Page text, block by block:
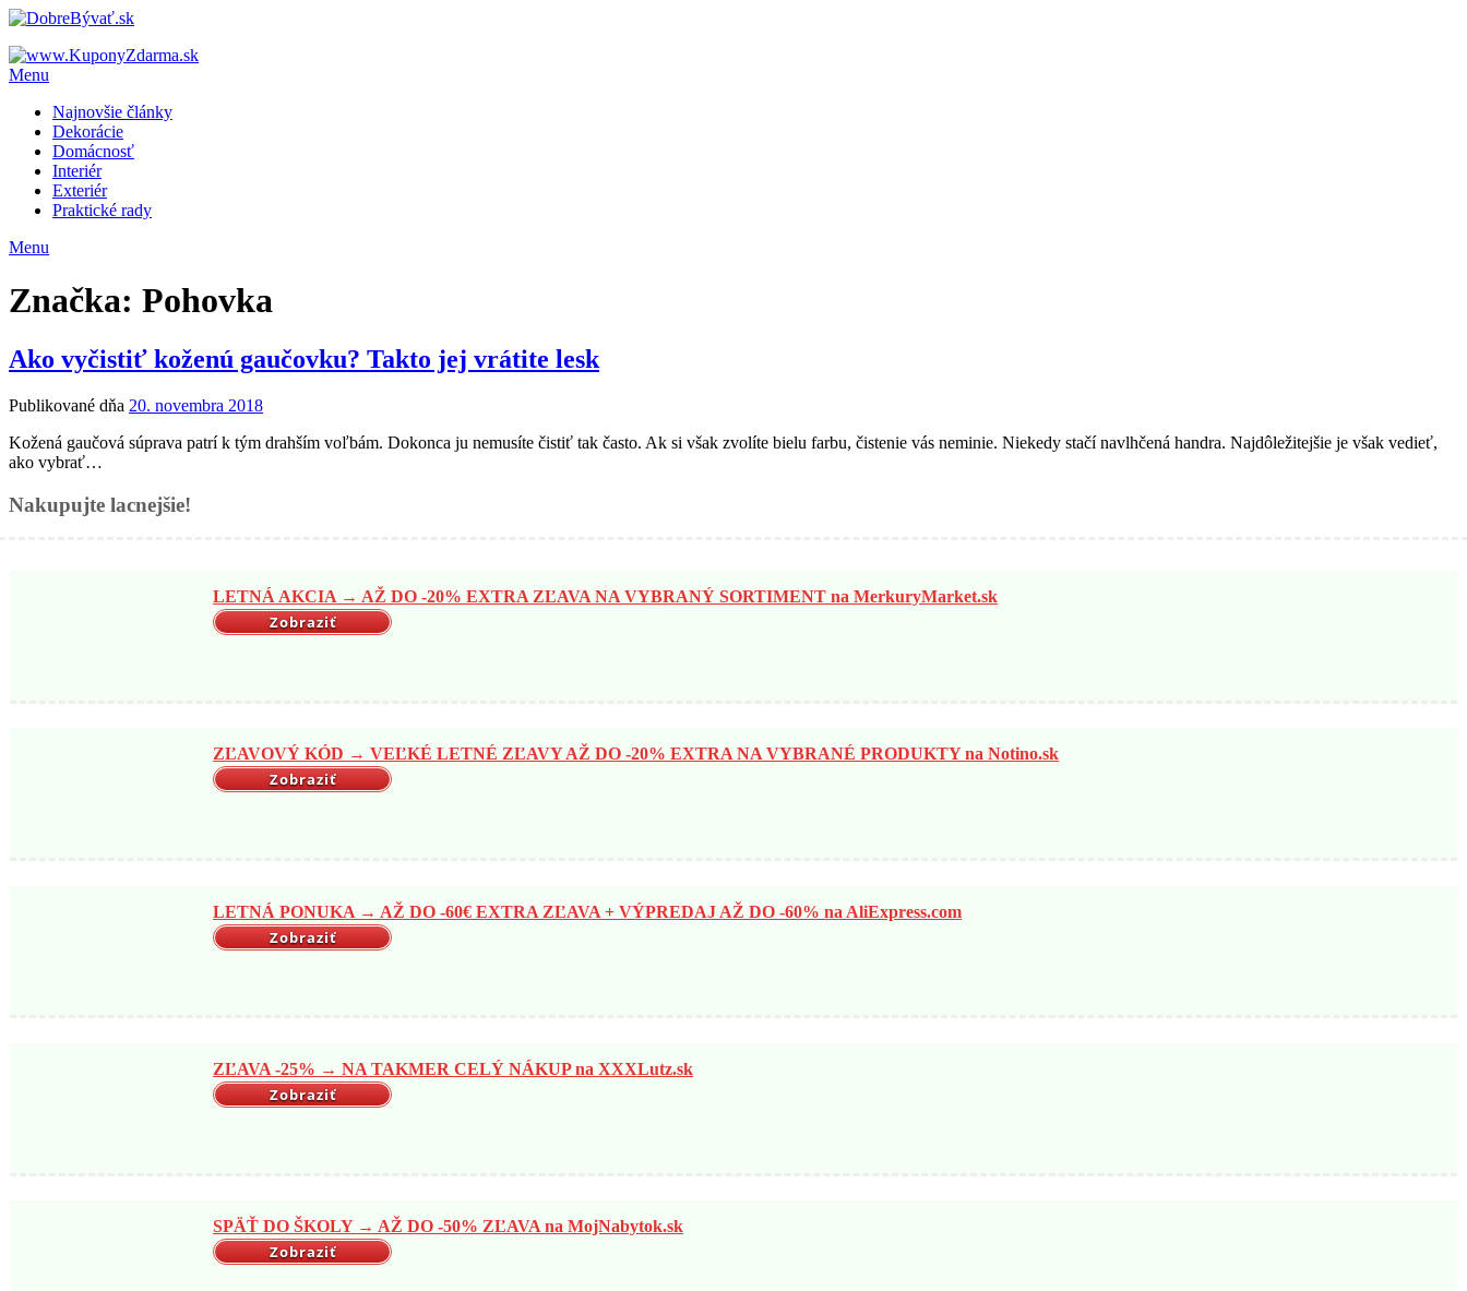
Menu
Najnovšie články
Dekorácie
Domácnosť
Interiér
Exteriér
Praktické rady
Menu
Značka: Pohovka
Ako vyčistiť koženú gaučovku? Takto jej vrátite lesk
Publikované dňa 20. novembra 2018
Kožená gaučová súprava patrí k tým drahším voľbám. Dokonca ju nemusíte čistiť tak často. Ak si však zvolíte bielu farbu, čistenie vás neminie. Niekedy stačí navlhčená handra. Najdôležitejšie je však vedieť,
ako vybrať…
Nakupujte lacnejšie!
LETNÁ AKCIA → AŽ DO -20% EXTRA ZĽAVA NA VYBRANÝ SORTIMENT na MerkuryMarket.sk
Zobraziť
ZĽAVOVÝ KÓD → VEĽKÉ LETNÉ ZĽAVY AŽ DO -20% EXTRA NA VYBRANÉ PRODUKTY na Notino.sk
Zobraziť
LETNÁ PONUKA → AŽ DO -60€ EXTRA ZĽAVA + VÝPREDAJ AŽ DO -60% na AliExpress.com
Zobraziť
ZĽAVA -25% → NA TAKMER CELÝ NÁKUP na XXXLutz.sk
Zobraziť
SPÄŤ DO ŠKOLY → AŽ DO -50% ZĽAVA na MojNabytok.sk
Zobraziť